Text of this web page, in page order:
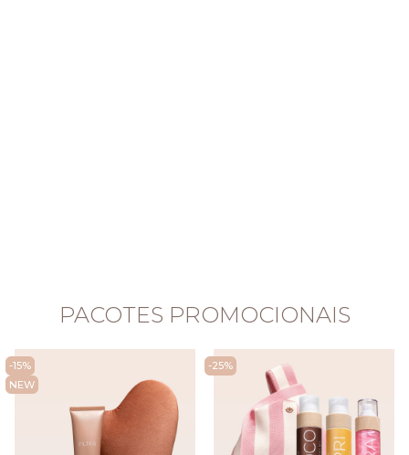
PACOTES PROMOCIONAIS
-15%
NEW
-25%